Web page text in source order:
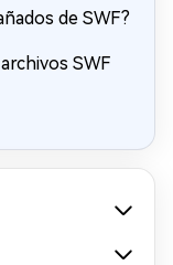
de SWF?
SWF